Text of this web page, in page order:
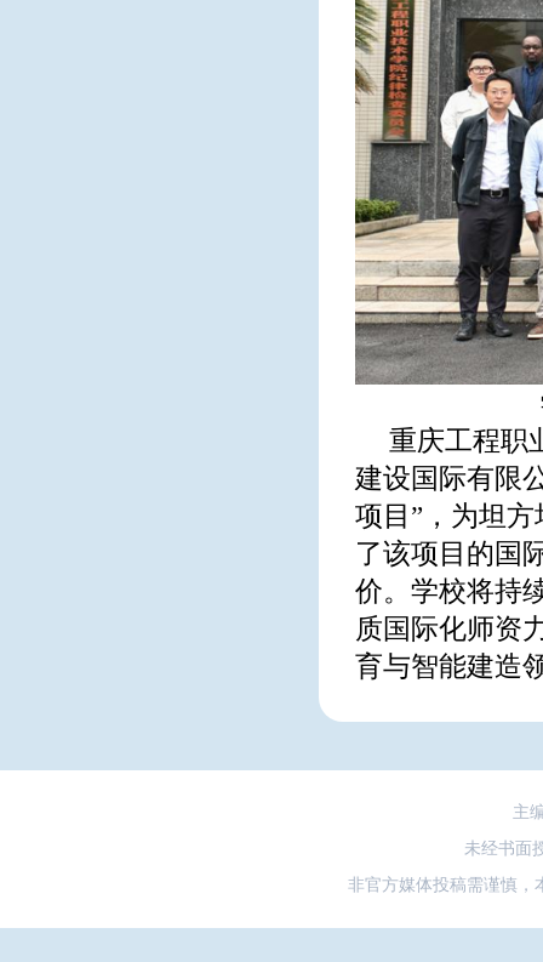
重庆工程职
建设国际有限
项目”，为坦
了该项目的国
价。学校将持
质国际化师资
育与智能建造
主
未经书面
非官方媒体投稿需谨慎，